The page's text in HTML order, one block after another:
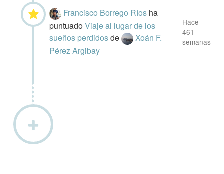
Francisco Borrego Ríos ha
puntuadoViaje al lugar de los
sueños perdidosde
Xoán F.
Pérez Argibay
Hace
461
semanas